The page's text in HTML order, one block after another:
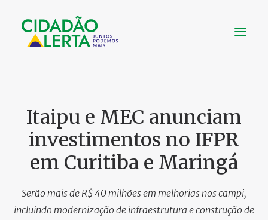
VÍDEOS
NOTÍCIAS
UTILIDADE
CONHEÇA
CONTATO
Itaipu e MEC anunciam
investimentos no IFPR
em Curitiba e Maringá
Serão mais de R$ 40 milhões em melhorias nos campi,
incluindo modernização de infraestrutura e construção de